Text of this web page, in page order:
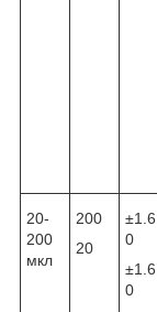
20-
200
мкл
200
20
±1.6
0
±1.6
0